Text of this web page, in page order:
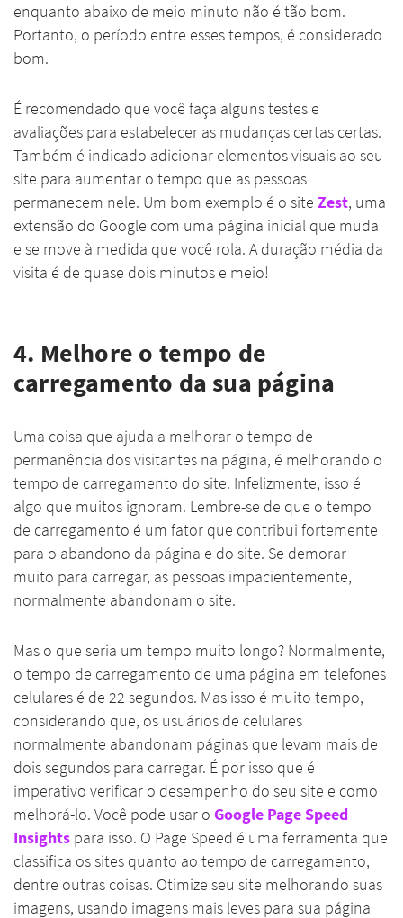
enquanto abaixo de meio minuto não é tão bom.
Portanto, o período entre esses tempos, é considerado
bom.
É recomendado que você faça alguns testes e
avaliações para estabelecer as mudanças certas certas.
Também é indicado adicionar elementos visuais ao seu
site para aumentar o tempo que as pessoas
permanecem nele. Um bom exemplo é o site Zest, uma
extensão do Google com uma página inicial que muda
e se move à medida que você rola. A duração média da
visita é de quase dois minutos e meio!
4. Melhore o tempo de
carregamento da sua página
Uma coisa que ajuda a melhorar o tempo de
permanência dos visitantes na página, é melhorando o
tempo de carregamento do site. Infelizmente, isso é
algo que muitos ignoram. Lembre-se de que o tempo
de carregamento é um fator que contribui fortemente
para o abandono da página e do site. Se demorar
muito para carregar, as pessoas impacientemente,
normalmente abandonam o site.
Mas o que seria um tempo muito longo? Normalmente,
o tempo de carregamento de uma página em telefones
celulares é de 22 segundos. Mas isso é muito tempo,
considerando que, os usuários de celulares
normalmente abandonam páginas que levam mais de
dois segundos para carregar. É por isso que é
imperativo verificar o desempenho do seu site e como
melhorá-lo. Você pode usar o Google Page Speed
Insights para isso. O Page Speed é uma ferramenta que
classifica os sites quanto ao tempo de carregamento,
dentre outras coisas. Otimize seu site melhorando suas
imagens, usando imagens mais leves para sua página